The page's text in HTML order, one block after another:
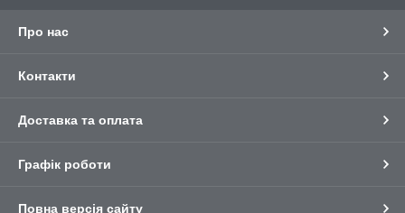
Про нас
Контакти
Доставка та оплата
Графік роботи
Повна версія сайту